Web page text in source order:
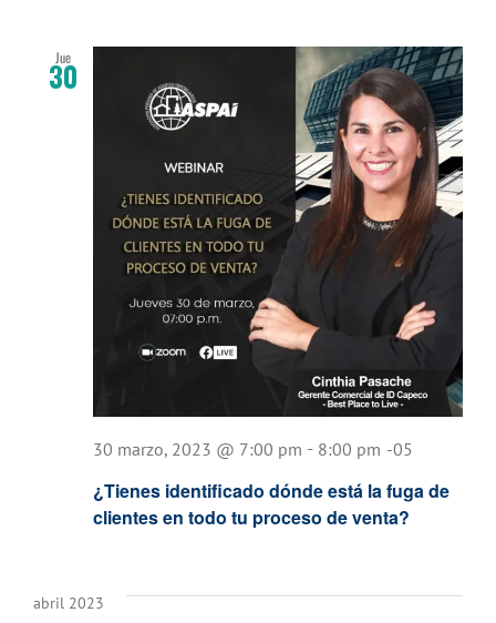
Jue
30
¿Tienes identificado dónde está la fuga de
clientes en todo tu proceso de venta?
30 marzo, 2023 @ 7:00 pm - 8:00 pm -05
abril 2023